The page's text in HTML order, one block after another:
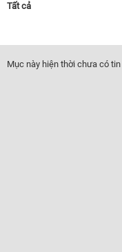
Tất cả
Supper Carry Truck
GIÁ XE
Mục này hiện thời chưa có tin